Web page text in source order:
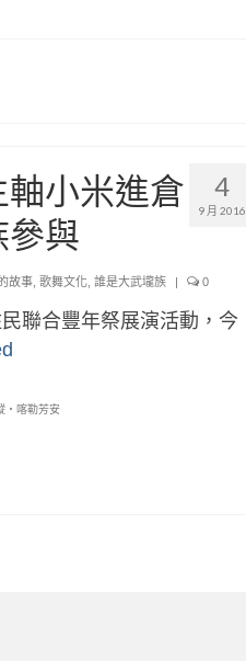
4
9 月 2016
小米進倉
參與
故事, 歌舞文化, 誰是大武壠族 | 0
聯合豐年祭展演活動，今
‧喀勒芳安